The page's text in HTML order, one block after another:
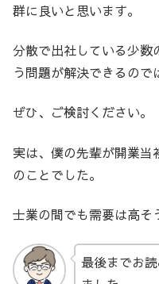
群に良いと思います。
分散で出社している少
う問題が解決できるので
ぜひ、ご検討ください。
実は、僕の先輩が開業当
のことでした。
士業の間でも需要は高そ
最後までお